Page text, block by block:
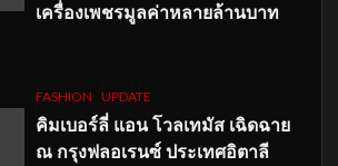
เครื่องเพชรมูลค่าหลายล้านบาท
FASHION UPDATE
คิมเบอร์ลี่ แอน โวลเทมัส เฉิดฉาย
ณ กรุงฟลอเรนซ์ ประเทศอิตาลี